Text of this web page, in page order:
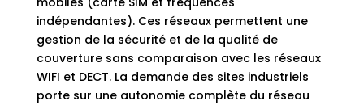
indépendantes). Ces réseaux permettent une
gestion de la sécurité et de la qualité de
couverture sans comparaison avec les réseaux
WIFI et DECT. La demande des sites industriels
porte sur une autonomie complète du réseau